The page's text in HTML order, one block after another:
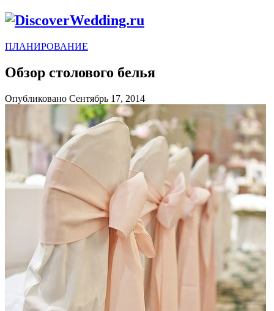
ПЛАНИРОВАНИЕ
Обзор столового белья
Опубликовано Сентябрь 17, 2014